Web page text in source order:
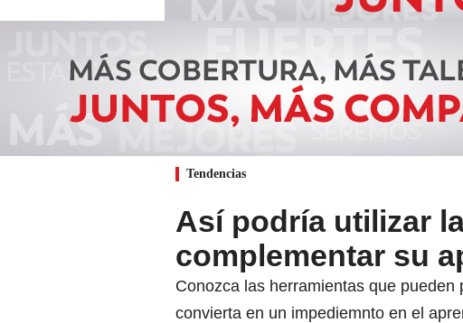
Tendencias
Así podría utilizar
complementar su
Conozca las herramientas que
convierta en un impediemnto en el